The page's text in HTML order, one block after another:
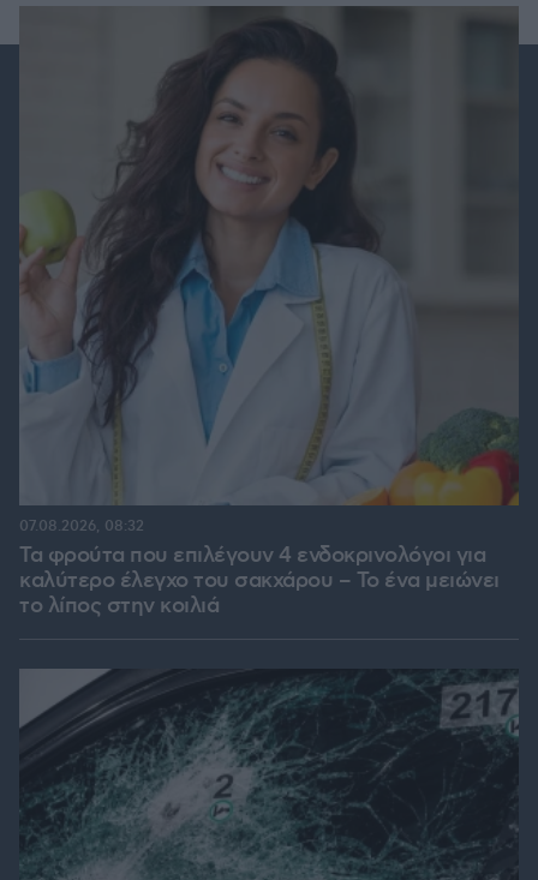
Τα φρούτα που επιλέγουν 4 ενδοκρινολόγοι για
καλύτερο έλεγχο του σακχάρου – Το ένα μειώνει
το λίπος στην κοιλιά
07.08.2026, 08:32